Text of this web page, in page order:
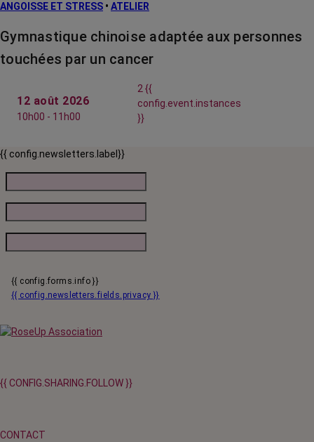
ANGOISSE ET STRESS • ATELIER
Gymnastique chinoise adaptée aux personnes
touchées par un cancer
12 août 2026
10h00 - 11h00
2 {{
config.event.instances
}}
{{ config.newsletters.label}}
{{ config.forms.info }}
{{ config.newsletters.fields.privacy }}
{{ CONFIG.SHARING.FOLLOW }}
CONTACT